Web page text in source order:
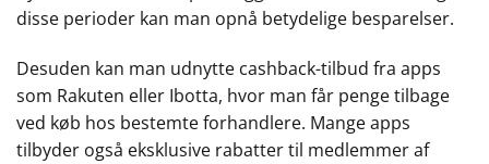
disse perioder kan man opnå betydelige besparelser.
Desuden kan man udnytte cashback-tilbud fra apps
som Rakuten eller Ibotta, hvor man får penge tilbage
ved køb hos bestemte forhandlere. Mange apps
tilbyder også eksklusive rabatter til medlemmer af